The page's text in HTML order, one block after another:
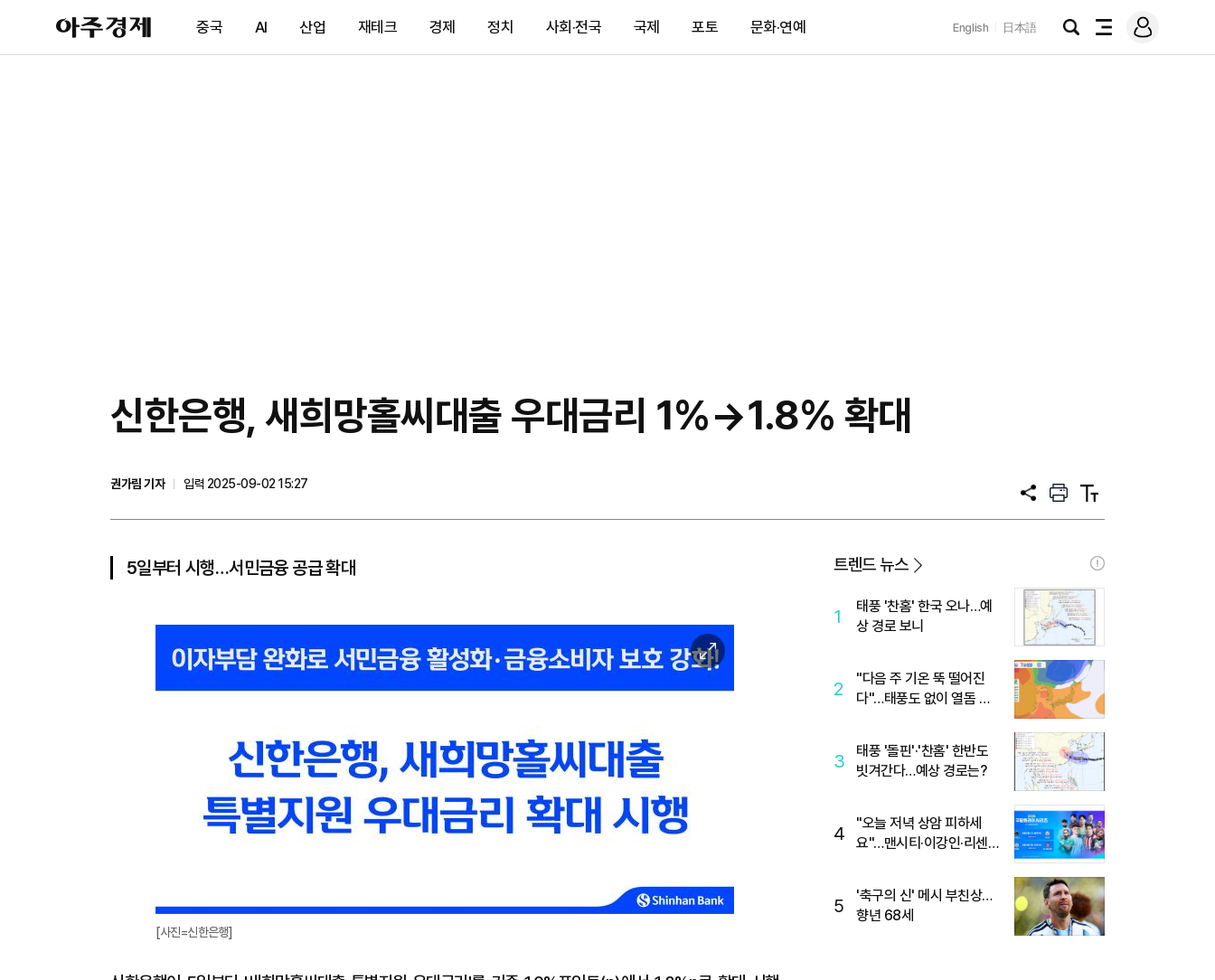
아
주
제
중국 AI 산업 재테크 경제 정치 사회·전국 국제 포토 문화·연예 English 日本語
검
전
메
그
신한은행, 새희망홀씨대출 우대금리 1%→1.8% 확대
권가림 기자
입력 2025-09-02 15:27
공
프
트
텍
트
5일부터 시행…서민금융 공급 확대
이
미
[사진=신한은행]
트렌드 뉴스
1
태풍 '찬홈' 한국 오나…예
상 경로 보니
2
"다음 주 기온 뚝 떨어진
다"…태풍도 없이 열돔 박
3
태풍 '돌핀'·'찬홈' 한반도
빗겨간다…예상 경로는?
4
"오늘 저녁 상암 피하세
요"…맨시티·이강인·리센느
5
'축구의 신' 메시 부친상…
향년 68세